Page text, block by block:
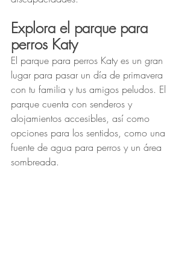
Explora el parque para
perros Katy
El parque para perros Katy es un gran
lugar para pasar un día de primavera
con tu familia y tus amigos peludos. El
parque cuenta con senderos y
alojamientos accesibles, así como
opciones para los sentidos, como una
fuente de agua para perros y un área
sombreada.